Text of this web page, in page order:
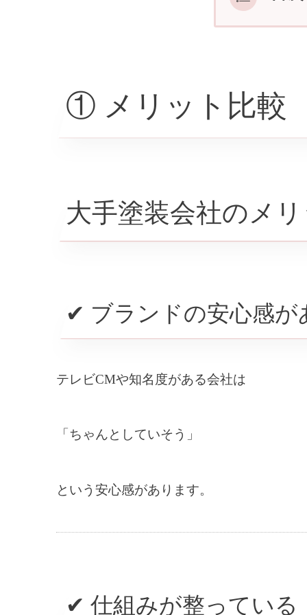
大
地
✔
▲
① メリット比較
大手塗装会社のメリ
✔ ブランドの安心感が
テレビCMや知名度がある会社は
「ちゃんとしていそう」
という安心感があります。
✔ 仕組みが整っている